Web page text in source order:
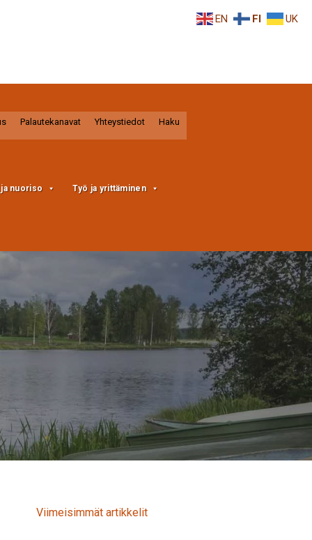
Palautekanavat Yhteystiedot Haku
nuoriso Työ ja yrittäminen
Viimeisimmät artikkelit
EN FI UK